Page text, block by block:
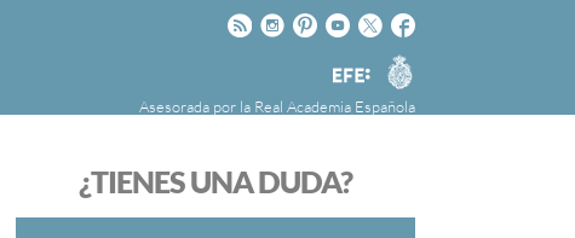
Facebook
Twitter
Youtube
Pinteres
Instagram
Rss
Agencia
EFE
Asesorada por la Real Academia Española
FundéuRAE es una fundación patrocinada por
¿TIENES UNA DUDA?